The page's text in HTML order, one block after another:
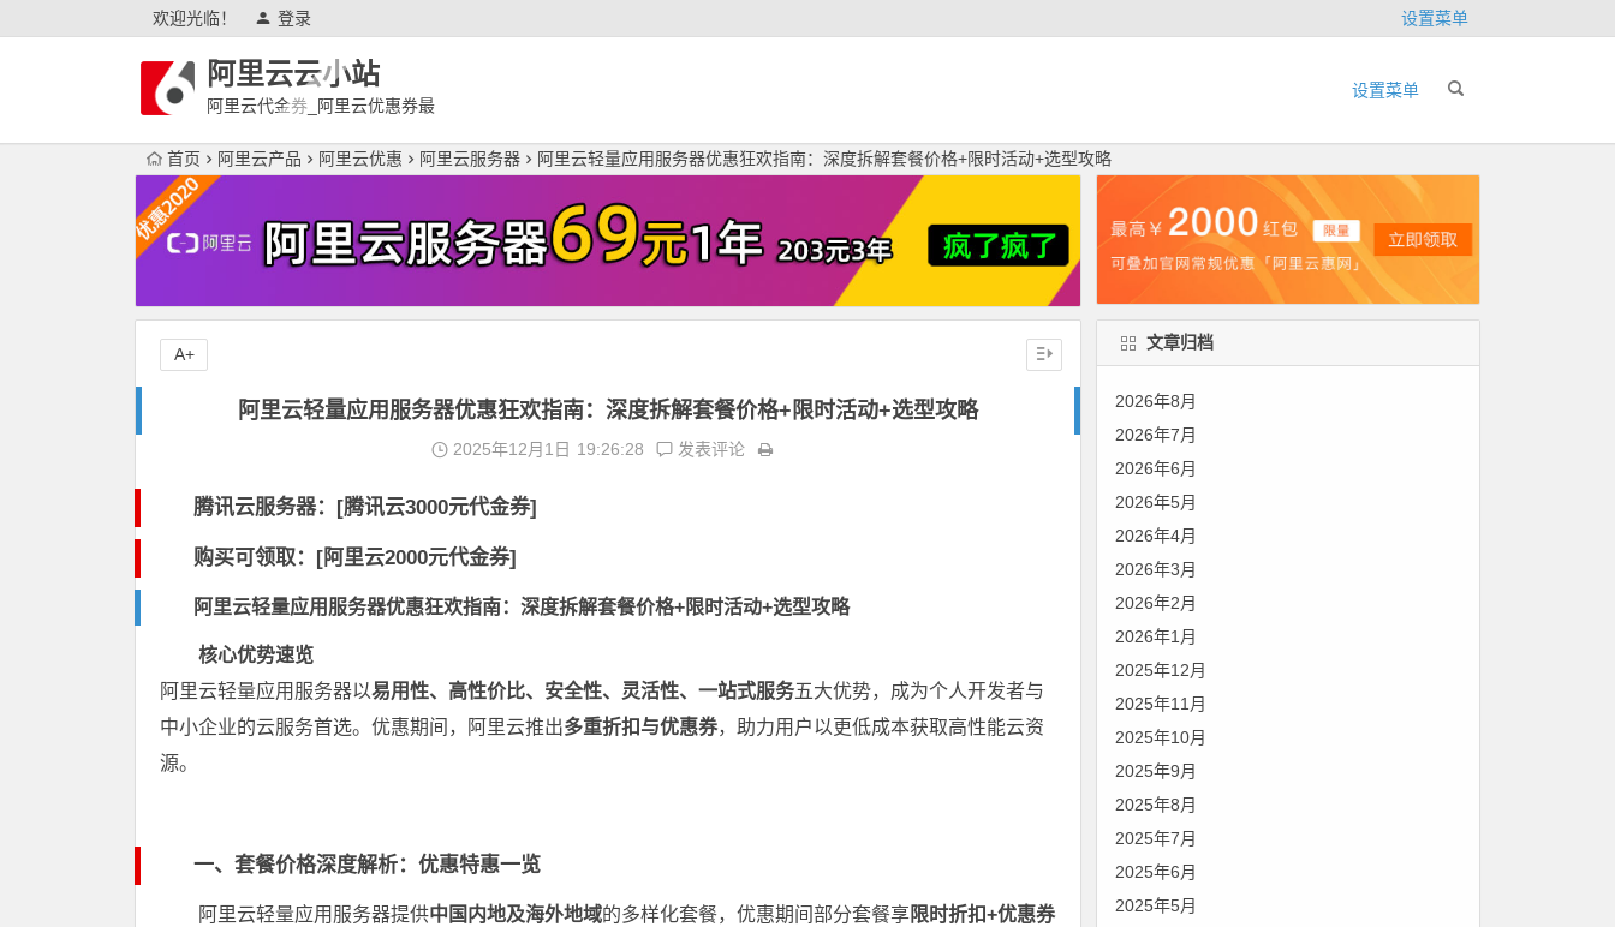
欢迎光临！ 登录 设置菜单
阿里云云小站
阿里云代金券_阿里云优惠券最
设置菜单
首页 阿里云产品 阿里云优惠 阿里云服务器 阿里云轻量应用服务器优惠狂欢指南：深度拆解套餐价格+限时活动+选型攻略
阿里云轻量应用服务器优惠狂欢指南：深度拆解套餐价格+限时活动+选型攻略
2025年12月1日 19:26:28 发表评论
腾讯云服务器：[腾讯云3000元代金券]
购买可领取：[阿里云2000元代金券]
阿里云轻量应用服务器优惠狂欢指南：深度拆解套餐价格+限时活动+选型攻略
核心优势速览
阿里云轻量应用服务器以易用性、高性价比、安全性、灵活性、一站式服务五大优势，成为个人开发者与
中小企业的云服务首选。优惠期间，阿里云推出多重折扣与优惠券，助力用户以更低成本获取高性能云资
源。
一、套餐价格深度解析：优惠特惠一览
阿里云轻量应用服务器提供中国内地及海外地域的多样化套餐，优惠期间部分套餐享限时折扣+优惠券
A+
文章归档
2026年8月
2026年7月
2026年6月
2026年5月
2026年4月
2026年3月
2026年2月
2026年1月
2025年12月
2025年11月
2025年10月
2025年9月
2025年8月
2025年7月
2025年6月
2025年5月